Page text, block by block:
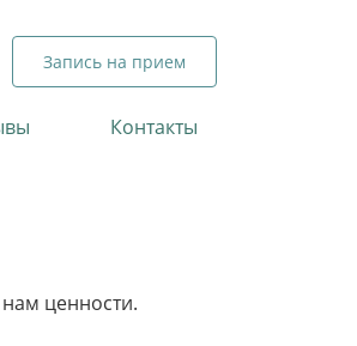
Запись на прием
Контакты
ценности.